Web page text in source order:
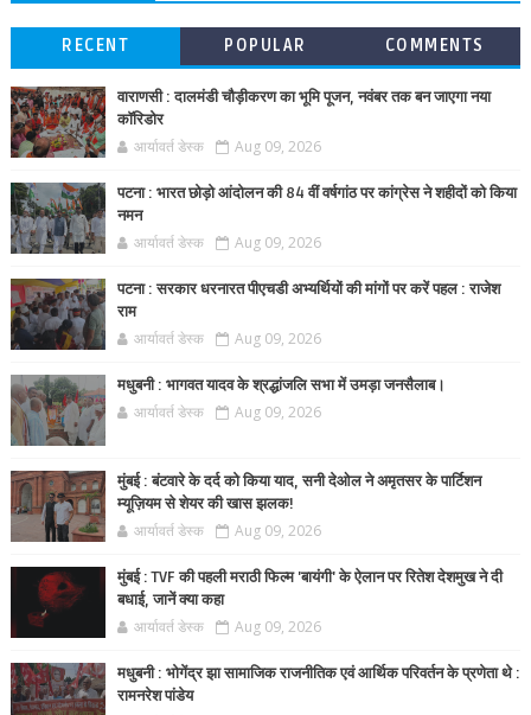
RECENT POPULAR COMMENTS
वाराणसी : दालमंडी चौड़ीकरण का भूमि पूजन, नवंबर तक बन जाएगा नया
कॉरिडोर
आर्यावर्त डेस्क Aug 09, 2026
पटना : भारत छोड़ो आंदोलन की 84 वीं वर्षगांठ पर कांग्रेस ने शहीदों को किया
नमन
आर्यावर्त डेस्क Aug 09, 2026
पटना : सरकार धरनारत पीएचडी अभ्यर्थियों की मांगों पर करें पहल : राजेश
राम
आर्यावर्त डेस्क Aug 09, 2026
मधुबनी : भागवत यादव के श्रद्धांजलि सभा में उमड़ा जनसैलाब।
आर्यावर्त डेस्क Aug 09, 2026
मुंबई : बंटवारे के दर्द को किया याद, सनी देओल ने अमृतसर के पार्टिशन
म्यूज़ियम से शेयर की खास झलक!
आर्यावर्त डेस्क Aug 09, 2026
मुंबई : TVF की पहली मराठी फिल्म 'बायंगी' के ऐलान पर रितेश देशमुख ने दी
बधाई, जानें क्या कहा
आर्यावर्त डेस्क Aug 09, 2026
मधुबनी : भोगेंद्र झा सामाजिक राजनीतिक एवं आर्थिक परिवर्तन के प्रणेता थे :
रामनरेश पांडेय